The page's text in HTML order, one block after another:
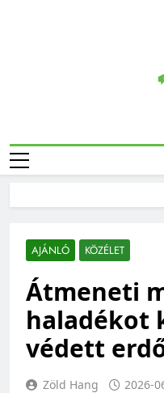
AJÁNLÓ KÖZÉLET
Átmeneti
haladékot
védett
Zöld Hang 2026-